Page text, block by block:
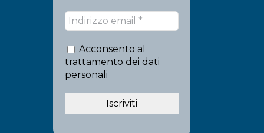
Acconsento al
trattamento dei dati
personali